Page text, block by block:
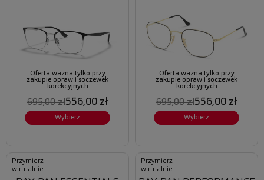
Oferta ważna tylko przy
zakupie opraw i soczewek
korekcyjnych
695,00 zł556,00 zł
Wybierz
Oferta ważna tylko przy
zakupie opraw i soczewek
korekcyjnych
695,00 zł556,00 zł
Wybierz
Przymierz
wirtualnie
Przymierz
wirtualnie